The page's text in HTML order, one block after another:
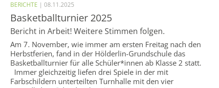
BERICHTE | 08.11.2025
Basketballturnier 2025
Bericht in Arbeit! Weitere Stimmen folgen.
Am 7. November, wie immer am ersten Freitag nach den
Herbstferien, fand in der Hölderlin-Grundschule das
Basketballturnier für alle Schüler*innen ab Klasse 2 statt.
Immer gleichzeitig liefen drei Spiele in der mit
Farbschildern unterteilten Turnhalle mit den vier